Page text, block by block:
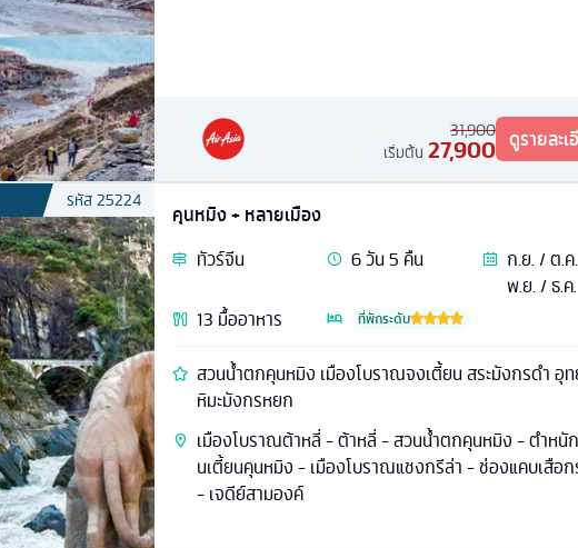
31,900
เริ่มต้น 27,900 ดูรายละ
รหัส25224
คุนหมิง + หลายเมือง
ทัวร์จีน 6วัน5 คืน
ก.ย. / ต.
พ.ย. / ธ.ค.
13 มื้ออาหาร ที่พักระดับ
สวนน้ำตกคุนหมิง เมืองโบราณจงเตี้ยน สระมังกรดำ อุ
หิมะมังกรหยก
เมืองโบราณต้าหลี่ - ต้าหลี่ - สวนน้ำตกคุนหมิง - ตำหนั
นเตี้ยนคุนหมิง - เมืองโบราณแชงกรีล่า - ช่องแคบเสือก
- เจดีย์สามองค์